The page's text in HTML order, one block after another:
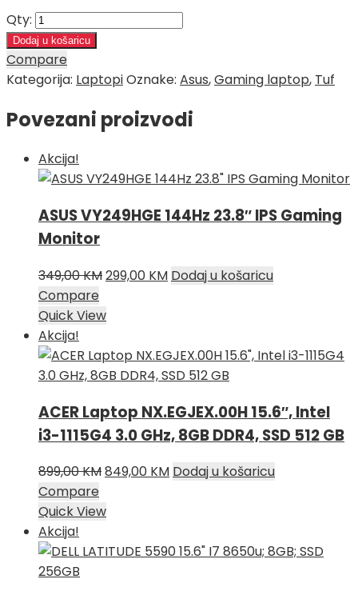
Qty:
Dodaj u košaricu
Compare
Kategorija: LaptopiOznake: Asus,Gaming laptop, Tuf
Povezani proizvodi
Akcija!
ASUS VY249HGE 144Hz 23.8″ IPS Gaming
Monitor
349,00KMIzvorna
bila
349,00 KM.
299,00 KMTrenutna
Dodaj u košaricu
Compare
Quick View
Akcija!
ACER Laptop NX.EGJEX.00H 15.6″, Intel
i3-1115G4 3.0 GHz, 8GB DDR4, SSD 512 GB
899,00KMIzvorna
bila
899,00 KM.
849,00 KMTrenutna
Dodaj u košaricu
Compare
Quick View
Akcija!